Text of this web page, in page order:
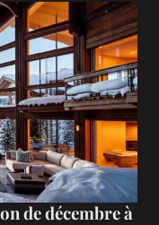
de décembre à